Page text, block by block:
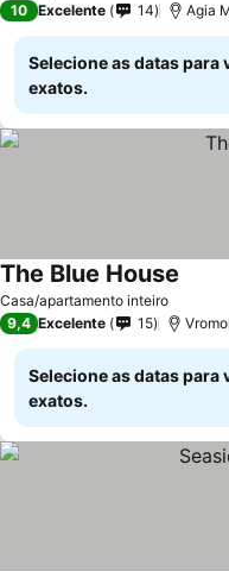
10 Excelente 14 Agia
Selecione as datas para
exatos.
Casa/apartamento inteiro
The Blue House
9,4 Excelente 15
Selecione as datas para
exatos.